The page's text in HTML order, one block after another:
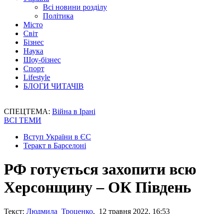
Всі новини розділу
Політика
Місто
Світ
Бізнес
Наука
Шоу-бізнес
Спорт
Lifestyle
БЛОГИ ЧИТАЧІВ
СПЕЦТЕМА: Війна в Ірані
ВСІ ТЕМИ
Вступ України в ЄС
Теракт в Барселоні
РФ готується захопити всю
Херсонщину – ОК Південь
Текст: Людмила Троценко, 12 травня 2022, 16:53